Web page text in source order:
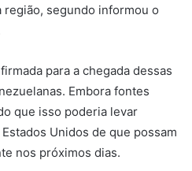
segundo informou o
para a chegada dessas
Embora fontes
que isso poderia levar
Unidos de que possam
nos próximos dias.